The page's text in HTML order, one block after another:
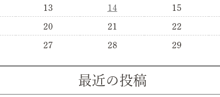
13
14
15
20
21
22
27
28 29
最近の投稿